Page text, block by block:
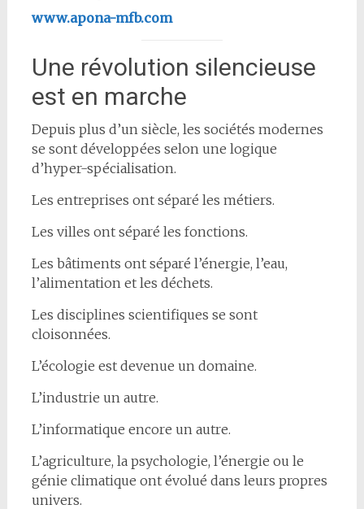
www.apona-mfb.com
Une révolution silencieuse
est en marche
Depuis plus d’un siècle, les sociétés modernes
se sont développées selon une logique
d’hyper-spécialisation.
Les entreprises ont séparé les métiers.
Les villes ont séparé les fonctions.
Les bâtiments ont séparé l’énergie, l’eau,
l’alimentation et les déchets.
Les disciplines scientifiques se sont
cloisonnées.
L’écologie est devenue un domaine.
L’industrie un autre.
L’informatique encore un autre.
L’agriculture, la psychologie, l’énergie ou le
génie climatique ont évolué dans leurs propres
univers.